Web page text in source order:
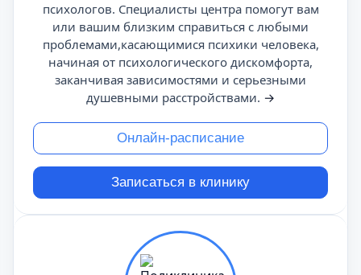
психологов. Специалисты центра помогут вам
или вашим близким справиться с любыми
проблемами,касающимися психики человека,
начиная от психологического дискомфорта,
заканчивая зависимостями и серьезными
душевными расстройствами. →
Онлайн-расписание
Записаться в клинику